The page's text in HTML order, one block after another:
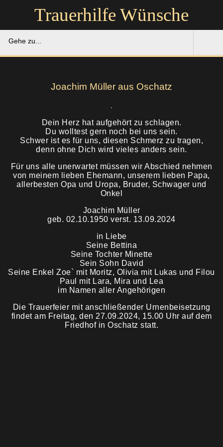
Gehe zu...
Gedenkportal
Unsere Hilfe
Soforthilfe
Bestattung
Trauerfeier
Ruhestätten
Über uns
Trauerhilfe Wünsche
Joachim Müller aus Oschatz
Dein Herz hat aufgehört zu schlagen.
Du wolltest gern noch bei uns sein.
Schwer ist es für uns, diesen Schmerz zu tragen,
denn ohne Dich wird vieles anders sein.
Für uns alle unerwartet müssen wir Abschied nehmen
von meinem lieben Ehemann, unserem lieben Papa,
allerbesten Opa und Uropa, Bruder, Schwager und
Onkel
Joachim Müller
geb. 02.10.1950 verst. 13.09.2024
in Liebe
Seine Bettina
Seine Tochter Minette
Sein Sohn David
Seine Enkel Zoe` mit Moritz, Olivia mit Lukas und Filou
Paul mit Lara, Mira und Lea
im Namen aller Angehörigen
Die Trauerfeier mit anschließender Urnenbeisetzung
findet am Freitag, den 27.09.2024, 15.00 Uhr auf dem
Friedhof in Oschatz statt.